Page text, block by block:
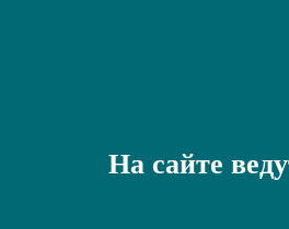
На сайте